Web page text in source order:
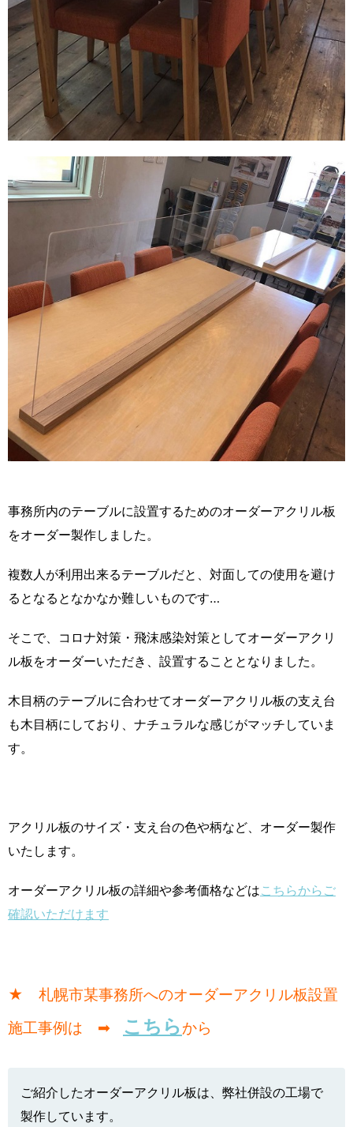
事務所内のテーブルに設置するためのオーダーアクリル板
をオーダー製作しました。
複数人が利用出来るテーブルだと、対面しての使用を避け
るとなるとなかなか難しいものです…
そこで、コロナ対策・飛沫感染対策としてオーダーアクリ
ル板をオーダーいただき、設置することとなりました。
木目柄のテーブルに合わせてオーダーアクリル板の支え台
も木目柄にしており、ナチュラルな感じがマッチしていま
す。
アクリル板のサイズ・支え台の色や柄など、オーダー製作
いたします。
オーダーアクリル板の詳細や参考価格などはこちらからご
確認いただけます
★ 札幌市某事務所へのオーダーアクリル板設置
施工事例は ➡
こちら から
ご紹介したオーダーアクリル板は、弊社併設の工場で
製作しています。